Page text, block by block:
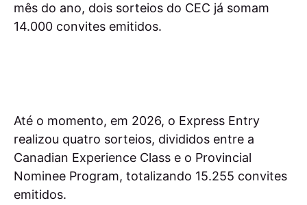
mês do ano, dois sorteios do CEC já somam
14.000 convites emitidos.
Até o momento, em 2026, o Express Entry
realizou quatro sorteios, divididos entre a
Canadian Experience Class e o Provincial
Nominee Program, totalizando 15.255 convites
emitidos.